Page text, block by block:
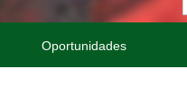
Oportunidades